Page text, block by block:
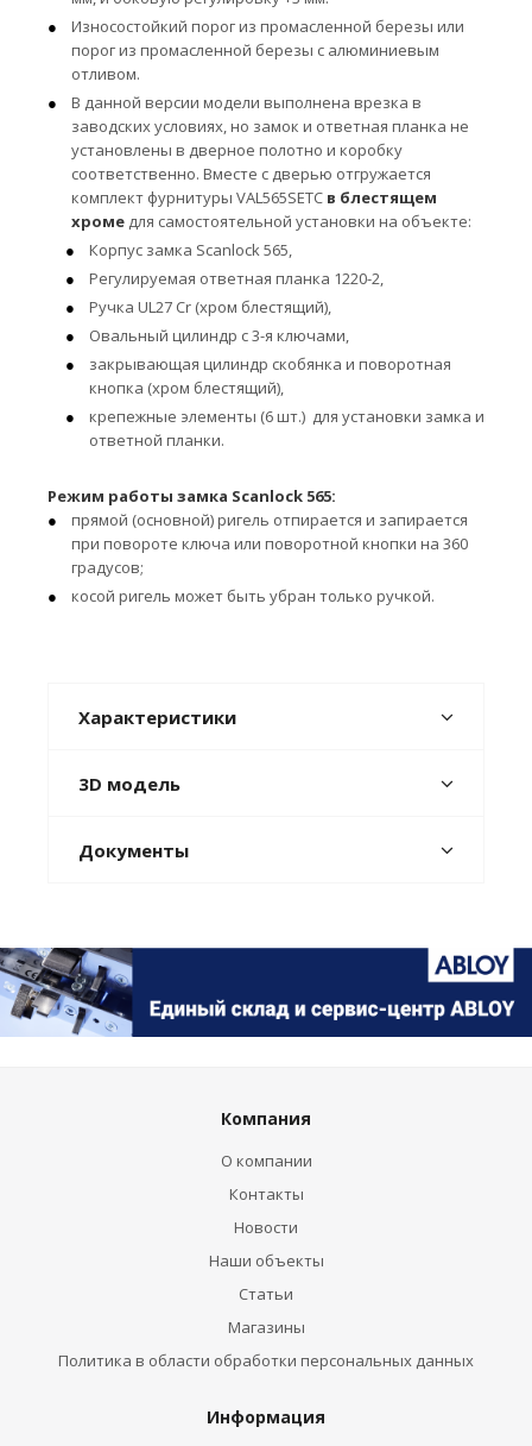
Износостойкий порог из промасленной березы или
порог из промасленной березы с алюминиевым
отливом.
В данной версии модели выполнена врезка в
заводских условиях, но замок и ответная планка не
установлены в дверное полотно и коробку
соответственно. Вместе с дверью отгружается
комплект фурнитуры VAL565SETC в блестящем
хроме для самостоятельной установки на объекте:
Корпус замка Scanlock 565,
Регулируемая ответная планка 1220-2,
Ручка UL27 Сr (хром блестящий),
Овальный цилиндр с 3-я ключами,
закрывающая цилиндр скобянка и поворотная
кнопка (хром блестящий),
крепежные элементы (6 шт.) для установки замка и
ответной планки.
Режим работы замка Scanlock 565:
прямой (основной) ригель отпирается и запирается
при повороте ключа или поворотной кнопки на 360
градусов;
косой ригель может быть убран только ручкой.
Характеристики
3D модель
Документы
Компания
О компании
Контакты
Новости
Наши объекты
Статьи
Магазины
Политика в области обработки персональных данных
Информация